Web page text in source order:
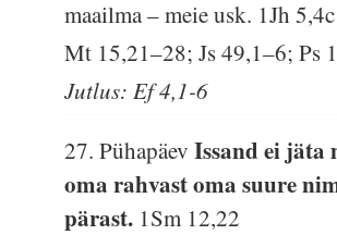
maailma – meie usk. 1Jh 5,4c
Mt 15,21–28; Js 49,1–6; Ps
Jutlus: Ef 4,1-6
27. PühapäevIssand ei jäta
oma rahvast oma suure
pärast. 1Sm 12,22